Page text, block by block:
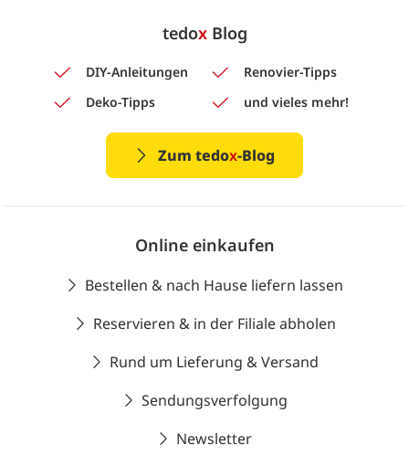
tedoxBlog
DIY-Anleitungen
Renovier-Tipps
Deko-Tipps
und vieles mehr!
Zum tedox-Blog
Online einkaufen
Bestellen & nach Hause liefern lassen
Reservieren & in der Filiale abholen
Rund um Lieferung & Versand
Sendungsverfolgung
Newsletter